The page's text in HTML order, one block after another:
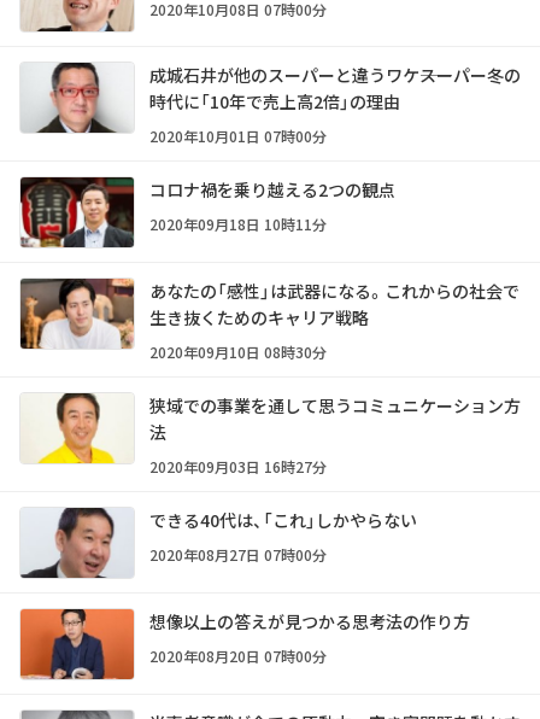
2020年10月08日 07時00分
成城石井が他のスーパーと違うワケ――スーパー冬の
時代に「10年で売上高2倍」の理由
2020年10月01日 07時00分
コロナ禍を乗り越える2つの観点
2020年09月18日 10時11分
あなたの「感性」は武器になる。これからの社会で
生き抜くためのキャリア戦略
2020年09月10日 08時30分
狭域での事業を通して思うコミュニケーション方
法
2020年09月03日 16時27分
できる40代は、「これ」しかやらない
2020年08月27日 07時00分
想像以上の答えが見つかる思考法の作り方
2020年08月20日 07時00分